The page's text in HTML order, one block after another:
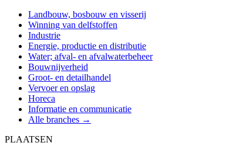
Landbouw, bosbouw en visserij
Winning van delfstoffen
Industrie
Energie, productie en distributie
Water; afval- en afvalwaterbeheer
Bouwnijverheid
Groot- en detailhandel
Vervoer en opslag
Horeca
Informatie en communicatie
Alle branches →
PLAATSEN